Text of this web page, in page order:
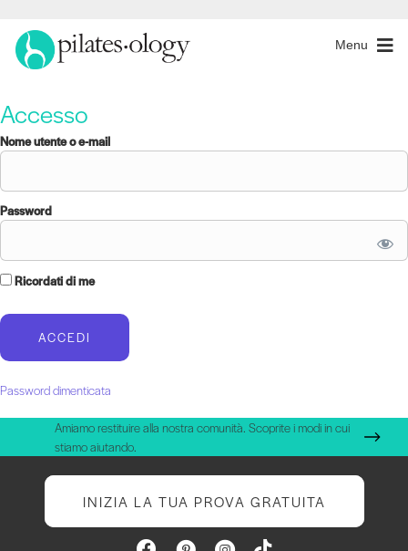
Menu
Accesso
Nome utente o e-mail
Password
Ricordati di me
Password dimenticata
Amiamo restituire alla nostra comunità. Scoprite i modi in cui
stiamo aiutando.
INIZIA LA TUA PROVA GRATUITA